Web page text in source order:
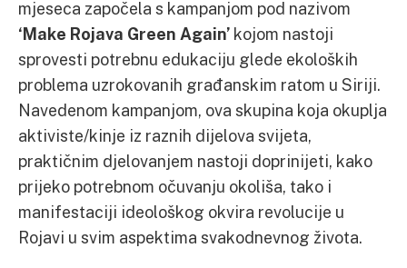
mjeseca započela s kampanjom pod nazivom
‘Make Rojava Green Again’ kojom nastoji
sprovesti potrebnu edukaciju glede ekoloških
problema uzrokovanih građanskim ratom u Siriji.
Navedenom kampanjom, ova skupina koja okuplja
aktiviste/kinje iz raznih dijelova svijeta,
praktičnim djelovanjem nastoji doprinijeti, kako
prijeko potrebnom očuvanju okoliša, tako i
manifestaciji ideološkog okvira revolucije u
Rojavi u svim aspektima svakodnevnog života.